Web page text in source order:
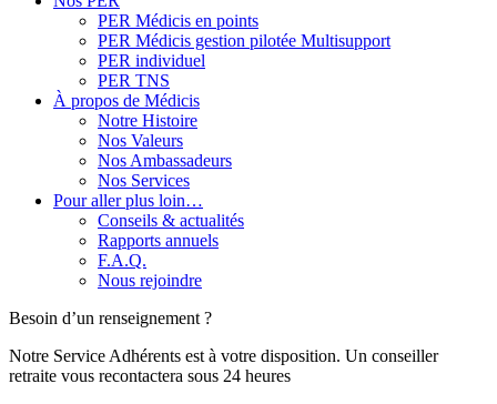
PER Médicis en points
PER Médicis gestion pilotée Multisupport
PER individuel
PER TNS
À propos de Médicis
Notre Histoire
Nos Valeurs
Nos Ambassadeurs
Nos Services
Pour aller plus loin…
Conseils & actualités
Rapports annuels
F.A.Q.
Nous rejoindre
Besoin d’un renseignement ?
Notre Service Adhérents est à votre disposition. Un conseiller
retraite vous recontactera sous 24 heures